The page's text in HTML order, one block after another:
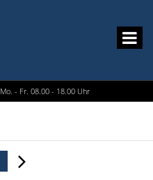
Mo. - Fr. 08.00 - 18.00 Uhr